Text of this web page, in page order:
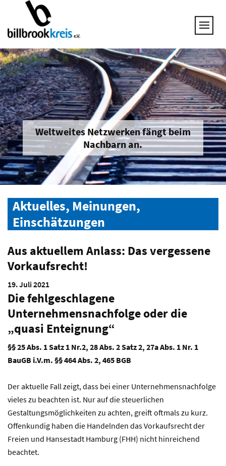
Weltweites Netzwerken fängt beim
Nachbarn an.
UNSERE THEMEN
25 JAHRE NETZWERK
GESPRÄCHSKREISE
UNTERNEHMEN & BRANCHEN
JOB & QUALIFIZIERUNG
BRANCHENINFOS
MITGLIED WERDEN
Aktuelles, Meinungen,
Einschätzungen
Aus aktuellem Anlass: Das vergessene
Vorkaufsrecht!
19. Juli 2021
Die fehlgeschlagene
Unternehmensnachfolge oder die
„quasi Enteignung“
§§ 25 Abs. 1 Satz 1 Nr.2, 28 Abs. 2 Satz 2, 27a Abs. 1 Nr. 1
BauGB i.V.m. §§ 464 Abs. 2, 465 BGB
Der aktuelle Fall zeigt, dass bei einer Unternehmensnachfolge
vieles zu beachten ist. Nur auf die steuerlichen
Gestaltungsmöglichkeiten zu achten, greift oftmals zu kurz.
Offenkundig haben die Handelnden das Vorkaufsrecht der
Freien und Hansestadt Hamburg (FHH) nicht hinreichend
beachtet.